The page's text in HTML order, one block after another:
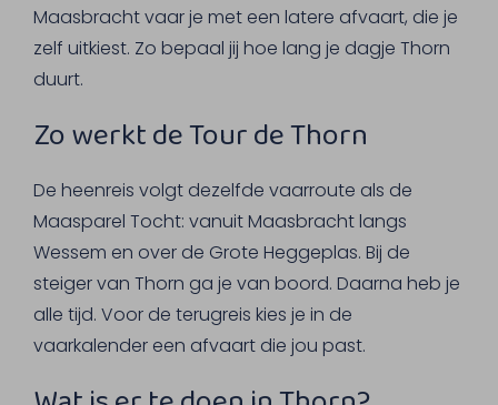
Maasbracht vaar je met een latere afvaart, die je
zelf uitkiest. Zo bepaal jij hoe lang je dagje Thorn
duurt.
Zo werkt de Tour de Thorn
De heenreis volgt dezelfde vaarroute als de
Maasparel Tocht: vanuit Maasbracht langs
Wessem en over de Grote Heggeplas. Bij de
steiger van Thorn ga je van boord. Daarna heb je
alle tijd. Voor de terugreis kies je in de
vaarkalender een afvaart die jou past.